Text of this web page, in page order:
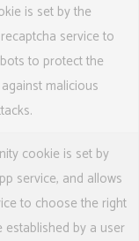
is set by the
service to
to protect the
malicious
cookie is set by
service, and allows
to choose the right
established by a user